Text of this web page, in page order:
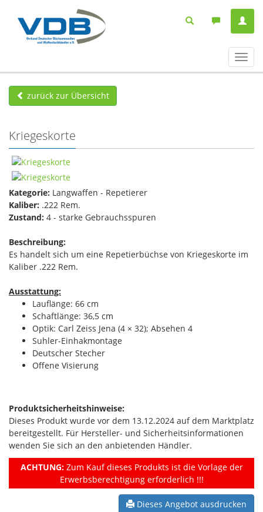
ein-/
zurück zur Übersicht
Kriegeskorte
Kategorie: Langwaffen - Repetierer
Kaliber: .222 Rem.
Zustand: 4 - starke Gebrauchsspuren
Beschreibung:
Es handelt sich um eine Repetierbüchse von Kriegeskorte im
Kaliber .222 Rem.
Ausstattung:
Lauflänge: 66 cm
Schaftlänge: 36,5 cm
Optik: Carl Zeiss Jena (4 × 32); Absehen 4
Suhler-Einhakmontage
Deutscher Stecher
Offene Visierung
Produktsicherheitshinweise:
Dieses Produkt wurde vor dem 13.12.2024 auf dem Marktplatz
bereitgestellt. Für Hersteller- und Sicherheitsinformationen
wenden Sie sich an den anbietenden Händler.
ACHTUNG:Zum Kauf dieses Produkts ist die Vorlage der
Erwerbsberechtigung erforderlich !!!
Dieses Angebot ausdrucken